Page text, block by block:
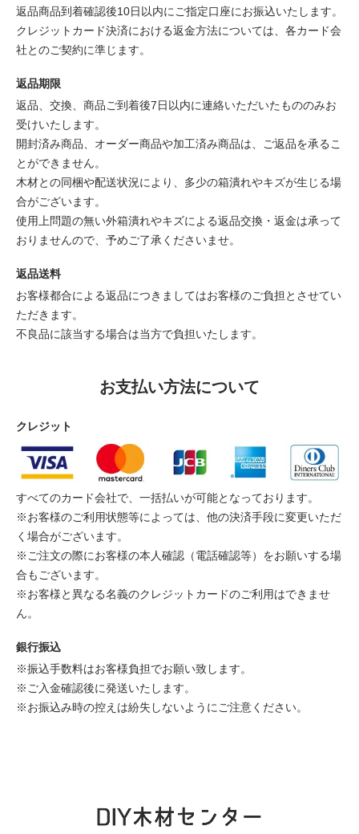
返品商品到着確認後10日以内にご指定口座にお振込いたします。
クレジットカード決済における返金方法については、各カード会
社とのご契約に準じます。
返品期限
返品、交換、商品ご到着後7日以内に連絡いただいたもののみお
受けいたします。
開封済み商品、オーダー商品や加工済み商品は、ご返品を承るこ
とができません。
木材との同梱や配送状況により、多少の箱潰れやキズが生じる場
合がございます。
使用上問題の無い外箱潰れやキズによる返品交換・返金は承って
おりませんので、予めご了承くださいませ。
返品送料
お客様都合による返品につきましてはお客様のご負担とさせてい
ただきます。
不良品に該当する場合は当方で負担いたします。
お支払い方法について
クレジット
すべてのカード会社で、一括払いが可能となっております。
※お客様のご利用状態等によっては、他の決済手段に変更いただ
く場合がございます。
※ご注文の際にお客様の本人確認（電話確認等）をお願いする場
合もございます。
※お客様と異なる名義のクレジットカードのご利用はできませ
ん。
銀行振込
※振込手数料はお客様負担でお願い致します。
※ご入金確認後に発送いたします。
※お振込み時の控えは紛失しないようにご注意ください。